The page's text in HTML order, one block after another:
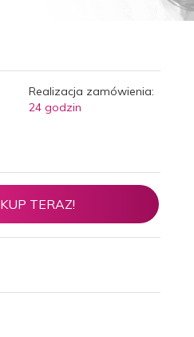
Realizacja zamówienia:
24 godzin
KUP TERAZ!